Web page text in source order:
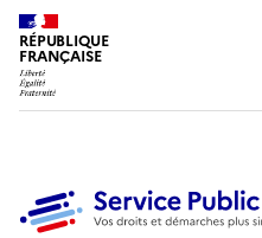
RÉPUBLIQUE
FRANÇAISE